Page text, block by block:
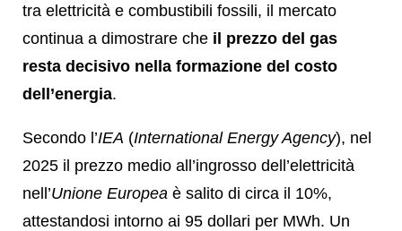
tra elettricità e combustibili fossili, il mercato
continua a dimostrare che il prezzo del gas
resta decisivo nella formazione del costo
dell’energia.
Secondo l’IEA (International Energy Agency), nel
2025 il prezzo medio all’ingrosso dell’elettricità
nell’Unione Europea è salito di circa il 10%,
attestandosi intorno ai 95 dollari per MWh. Un